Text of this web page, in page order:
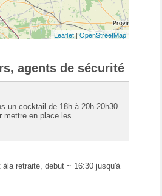
Leaflet| OpenStreetMap
agents de sécurité
un cocktail de 18h à 20h-20h30
mettre en place les...
retraite, debut ~ 16:30 jusqu'à